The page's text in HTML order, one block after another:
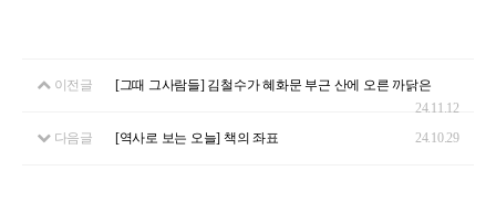
이전글
[그때 그사람들] 김철수가 혜화문 부근 산에 오른 까닭은
24.11.12
다음글
[역사로 보는 오늘] 책의 좌표 24.10.29